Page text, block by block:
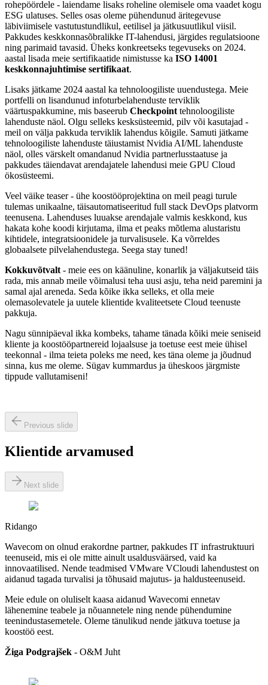
rohepöördele - laiendame lisaks roheline olemisele oma vaadet kogu
ESG ulatuses. Selles osas oleme pühendunud äritegevuse
läbiviimisele vastutustundlikul, eetilisel ja jätkusuutlikul viisil.
Pakkudes keskkonnasõbralikke IT-lahendusi, järgides regulatsioone
ning parimaid tavasid. Üheks konkreetseks tegevuseks on 2024.
aastal lisada meie sertifikaatide nimistusse ka ISO 14001
keskkonnajuhtimise sertifikaat.
Lisaks jätkame 2024 aastal ka tehnoloogiliste uuendustega. Meie
portfelli on lisandunud infoturbelahenduste terviklik
väärtuspakkumine, mis baseerub Checkpointtehnoloogiliste
lahenduste näol. Olgu selleks kesksüsteemid, pilv või kasutajad -
meil on välja pakkuda terviklik lahendus kõigile. Samuti jätkame
tehnoloogiliste lahenduste täiustamist Nvidia AI/ML lahenduste
näol, olles värskelt omandanud Nvidia partnerlusstaatuse ja
pakkudes täiendavat arendajatele lahendusi meie GPU Cloud
ökosüsteemi.
Veel väike teaser - ühe koostööprojektina on meil peagi turule
tulemas unikaalne, täisautomatiseeritud full stack DevOps platvorm
teenusena. Lahenduses luuakse arendajale valmis keskkond, kus
hakata kohe koodi kirjutama, ilma et peaks mõtlema alustaristu
kihtidele, integratsioonidele ja turvalisusele. Ka võrreldes
globaalsete pilvelahendustega. Seega stay tuned!
Kokkuvõtvalt- meie ees on käänuline, konarlik ja väljakutseid täis
rada, mis annab meile võimalusi teha uusi asju, teha neid paremini ja
samal ajal areneda. Seda kõike ikka selleks, et olla meie
olemasolevatele ja uutele klientide kvaliteetsete Cloud teenuste
pakkuja.
Nagu sünnipäeval ikka kombeks, tahame tänada kõiki meie seniseid
kliente ja koostööpartnereid lojaalsuse ja toetuse eest meie ühisel
teekonnal - ilma teieta poleks me need, kes täna oleme ja jõudnud
sinna, kus me oleme. Sügav kummardus ja üheskoos järgmiste
tippude vallutamiseni!
Previous slide
Klientide arvamused
Next slide
Ridango
Wavecom on olnud erakordne partner, pakkudes IT infrastruktuuri
teenuseid, mis ei ole mitte ainult usaldusväärsed, vaid ka
innovaatilised. Nende teadmised VMware VCloudi lahendustest on
aidanud tagada turvalisi ja tõhusaid majutus- ja haldusteenuseid.
Meie edule on oluliselt kaasa aidanud Wavecomi ennetav
lähenemine teabele ja nõuannetele ning nende pühendumine
teenindustasemetele. Oleme tänulikud nende jätkuva toetuse ja
koostöö eest.
Žiga Podgrajšek - O&M Juht